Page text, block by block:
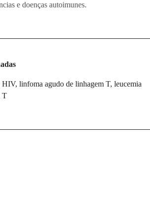
e doenças autoimunes.
linfoma agudo de linhagem T, leucemia
T